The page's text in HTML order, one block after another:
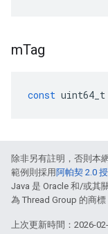
mTag
const uint64_t
除非另有註明，否則本
範例則採用 阿帕契 2.0
Java 是 Oracle 和/或其
為 Thread Group 的商標
上次更新時間：2026-